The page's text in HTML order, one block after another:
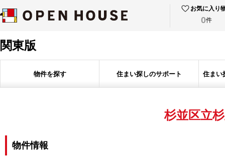
お気に入り
0件
関東版
物件を探す 住まい探しのサポート 住まい
杉並区立
物件情報